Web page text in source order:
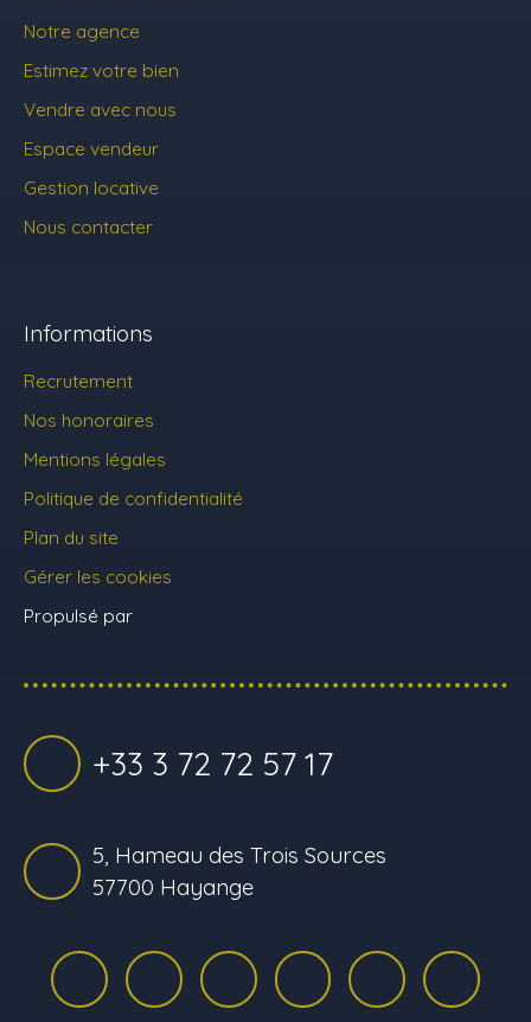
Notre agence
Estimez votre bien
Vendre avec nous
Espace vendeur
Gestion locative
Nous contacter
Informations
Recrutement
Nos honoraires
Mentions légales
Politique de confidentialité
Plan du site
Gérer les cookies
Propulsé par
+33 3 72 72 57 17
5, Hameau des Trois Sources
57700 Hayange